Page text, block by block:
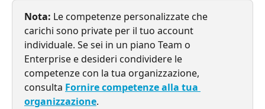
Nota: Le competenze personalizzate che
carichi sono private per il tuo account
individuale. Se sei in un piano Team o
Enterprise e desideri condividere le
competenze con la tua organizzazione,
consulta Fornire competenze alla tua
organizzazione.